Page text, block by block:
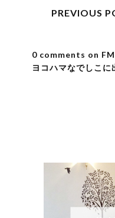
PREVIOUS
0 comments on
ヨコハマなでしこ